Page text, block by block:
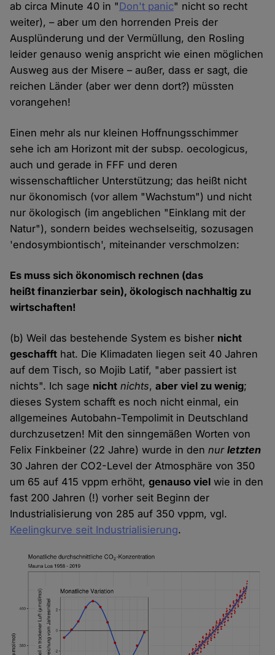
ab circa Minute 40 in "Don't panic" nicht so recht
weiter), – aber um den horrenden Preis der
Ausplünderung und der Vermüllung, den Rosling
leider genauso wenig anspricht wie einen möglichen
Ausweg aus der Misere – außer, dass er sagt, die
reichen Länder (aber wer denn dort?) müssten
vorangehen!
Einen mehr als nur kleinen Hoffnungsschimmer
sehe ich am Horizont mit der subsp. oecologicus,
auch und gerade in FFF und deren
wissenschaftlicher Unterstützung; das heißt nicht
nur ökonomisch (vor allem "Wachstum") und nicht
nur ökologisch (im angeblichen "Einklang mit der
Natur"), sondern beides wechselseitig, sozusagen
'endosymbiontisch', miteinander verschmolzen:
Es muss sich ökonomisch rechnen (das
heißt finanzierbar sein), ökologisch nachhaltig zu
wirtschaften!
(b) Weil das bestehende System es bisher nicht
geschafft hat. Die Klimadaten liegen seit 40 Jahren
auf dem Tisch, so Mojib Latif, "aber passiert ist
nichts". Ich sage nicht nichts,aber viel zu wenig;
dieses System schafft es noch nicht einmal, ein
allgemeines Autobahn-Tempolimit in Deutschland
durchzusetzen! Mit den sinngemäßen Worten von
Felix Finkbeiner (22 Jahre) wurde in dennurletzten
30 Jahren der CO2-Level der Atmosphäre von 350
um 65 auf 415 vppm erhöht,genauso viel wie in den
fast 200 Jahren (!) vorher seit Beginn der
Industrialisierung von 285 auf 350 vppm, vgl.
Keelingkurve seit Industrialisierung.